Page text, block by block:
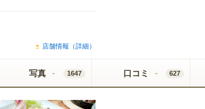
店舗情報（詳細）
写真 1647 口コミ 627